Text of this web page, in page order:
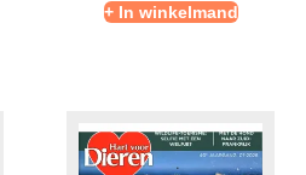
+ In winkelmand